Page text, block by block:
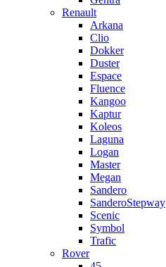
Renault
Arkana
Clio
Dokker
Duster
Espace
Fluence
Kangoo
Kaptur
Koleos
Laguna
Logan
Master
Megan
Sandero
SanderoStepway
Scenic
Symbol
Trafic
Rover